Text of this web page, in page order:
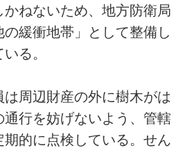
かねないため、地方防衛局
緩衝地帯」として整備し
る。
周辺財産の外に樹木がは
行を妨げないよう、管轄
的に点検している。せん